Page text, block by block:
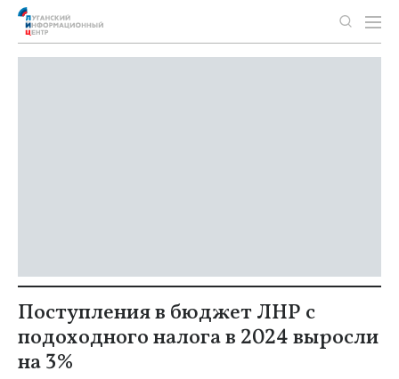
Поступления в бюджет ЛНР с
подоходного налога в 2024 выросли
на 3%